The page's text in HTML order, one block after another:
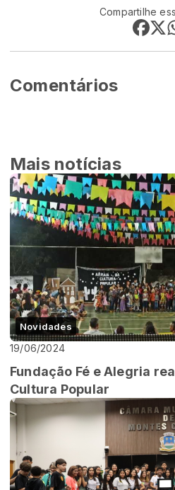
Compartilhe
Comentários
Mais notícias
Novidades
19/06/2024
Fundação Fé e Alegria
Cultura Popular